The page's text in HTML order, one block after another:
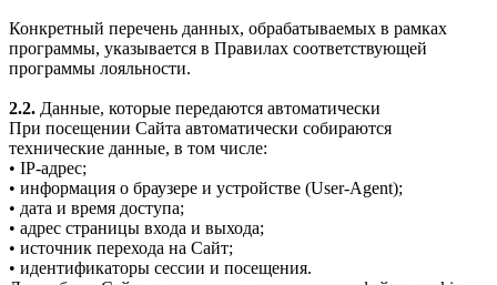
Конкретный перечень данных, обрабатываемых в рамках
программы, указывается в Правилах соответствующей
программы лояльности.
2.2. Данные, которые передаются автоматически
При посещении Сайта автоматически собираются
технические данные, в том числе:
• IP-адрес;
• информация о браузере и устройстве (User-Agent);
• дата и время доступа;
• адрес страницы входа и выхода;
• источник перехода на Сайт;
• идентификаторы сессии и посещения.